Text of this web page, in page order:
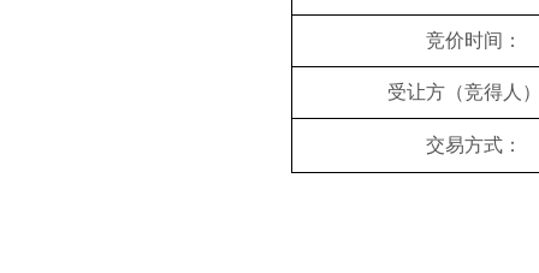
竞价时间：
受让方（竞得人
交易方式：